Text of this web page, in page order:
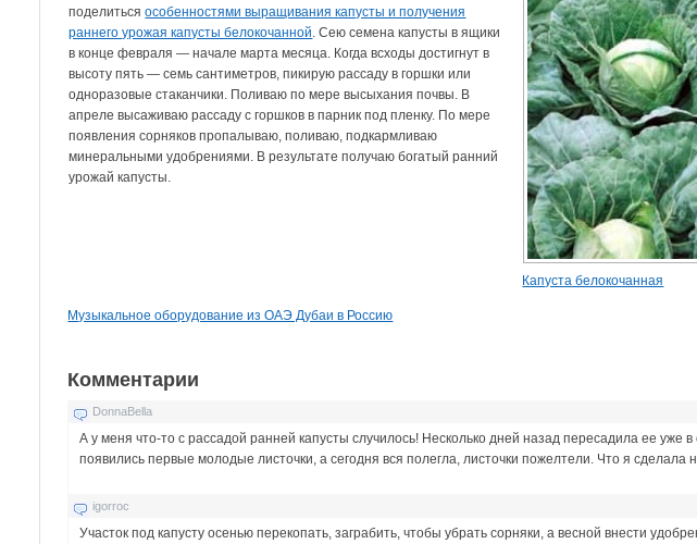
Капуста белокочанная
поделитьсяособенностями выращивания капусты и получения
раннего урожая капусты белокочанной . Сею семена капусты в ящики
в конце февраля — начале марта месяца. Когда всходы достигнут в
высоту пять — семь сантиметров, пикирую рассаду в горшки или
одноразовые стаканчики. Поливаю по мере высыхания почвы. В
апреле высаживаю рассаду с горшков в парник под пленку. По мере
появления сорняков пропалываю, поливаю, подкармливаю
минеральными удобрениями. В результате получаю богатый ранний
урожай капусты.
Музыкальное оборудование из ОАЭ Дубаи в Россию
Комментарии
DonnaBella
А у меня что-то с рассадой ранней капусты случилось! Несколько дней назад пересадила ее уже
появились первые молодые листочки, а сегодня вся полегла, листочки пожелтели. Что я сделала
igorroc
Участок под капусту осенью перекопать, заграбить, чтобы убрать сорняки, а весной внести